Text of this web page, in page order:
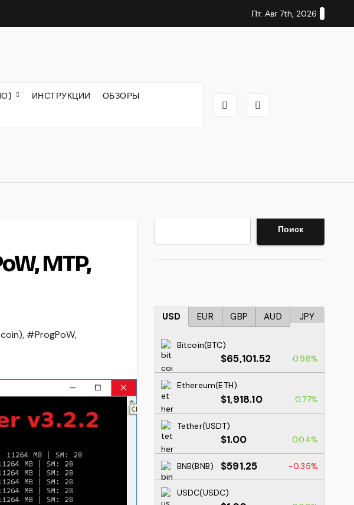
Пт. Авг 7th, 2026
ИНСТРУКЦИИ
ОБЗОРЫ
MTP,
, #ProgPoW,
Поиск
USD EUR GBP AUD JPY
Bitcoin(BTC)
$65,101.52 0.98%
Ethereum(ETH)
$1,918.10 0.77%
Tether(USDT)
$1.00 0.04%
BNB(BNB) $591.25 -0.35%
USDC(USDC)